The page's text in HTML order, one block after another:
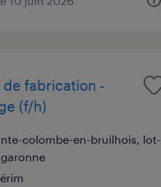
de fabrication -
(f/h)
colombe-en-bruilhois, lot-